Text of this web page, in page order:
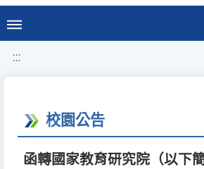
:::
校園公告
函轉國家教育研究院（以下